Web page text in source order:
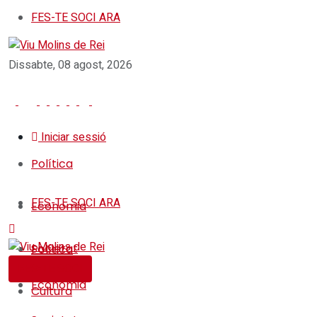
FES-TE SOCI ARA
Dissabte, 08 agost, 2026
Iniciar sessió
Política
Economia
Societat
Cultura
FES-TE SOCI ARA
Política
Economia